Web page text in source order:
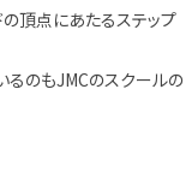
の頂点にあたるステップ
るのもJMCのスクールの